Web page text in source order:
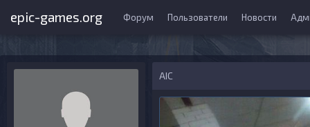
epic-games.org Форум Пользователи Новости
AIС